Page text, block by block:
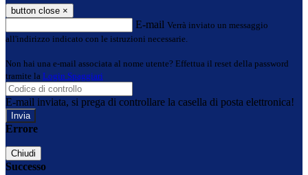
button close ×
E-mail Verrà inviato un messaggio
all'indirizzo indicato con le istruzioni necessarie.
Non hai una e-mail associata al nome utente? Effettua il reset della password
tramite la Login Spaggiari
E-mail inviata, si prega di controllare la casella di posta elettronica!
Errore
Chiudi
Successo